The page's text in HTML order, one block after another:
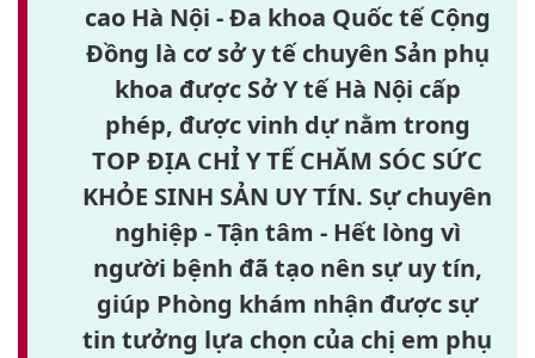
cao Hà Nội - Đa khoa Quốc tế Cộng
Đồng là cơ sở y tế chuyên Sản phụ
khoa được Sở Y tế Hà Nội cấp
phép, được vinh dự nằm trong
TOP ĐỊA CHỈ Y TẾ CHĂM SÓC SỨC
KHỎE SINH SẢN UY TÍN. Sự chuyên
nghiệp - Tận tâm - Hết lòng vì
người bệnh đã tạo nên sự uy tín,
giúp Phòng khám nhận được sự
tin tưởng lựa chọn của chị em phụ